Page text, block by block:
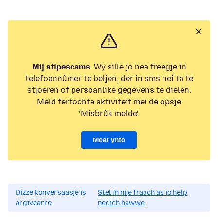
Mij stipescams.Wy sille jo nea freegje in
telefoannûmer te beljen, der in sms nei ta te
stjoeren of persoanlike gegevens te dielen.
Meld fertochte aktiviteit mei de opsje
‘Misbrûk melde’.
Mear ynfo
Dizze konversaasje is
argivearre.
Stel in nije fraach as jo help
nedich hawwe.